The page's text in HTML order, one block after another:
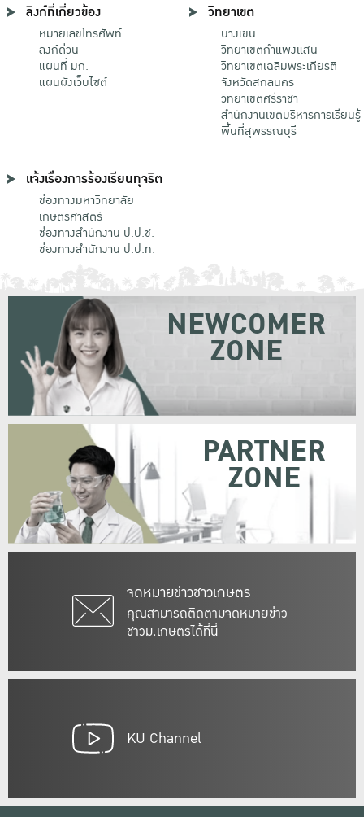
ลิงก์ที่เกี่ยวข้อง
หมายเลขโทรศัพท์
ลิงก์ด่วน
แผนที่ มก.
แผนผังเว็บไซต์
วิทยาเขต
บางเขน
วิทยาเขตกําแพงแสน
วิทยาเขตเฉลิมพระเกียรติ
จังหวัดสกลนคร
วิทยาเขตศรีราชา
สำนักงานเขตบริหารการเรียนรู้
พื้นที่สุพรรณบุรี
แจ้งเรื่องการร้องเรียนทุจริต
ช่องทางมหาวิทยาลัย
เกษตรศาสตร์
ช่องทางสำนักงาน ป.ป.ช.
ช่องทางสำนักงาน ป.ป.ท.
จดหมายข่าวชาวเกษตร
คุณสามารถติดตามจดหมายข่าว
ชาวม.เกษตรได้ที่นี่
NEWCOMER
ZONE
PARTNER
ZONE
KU Channel